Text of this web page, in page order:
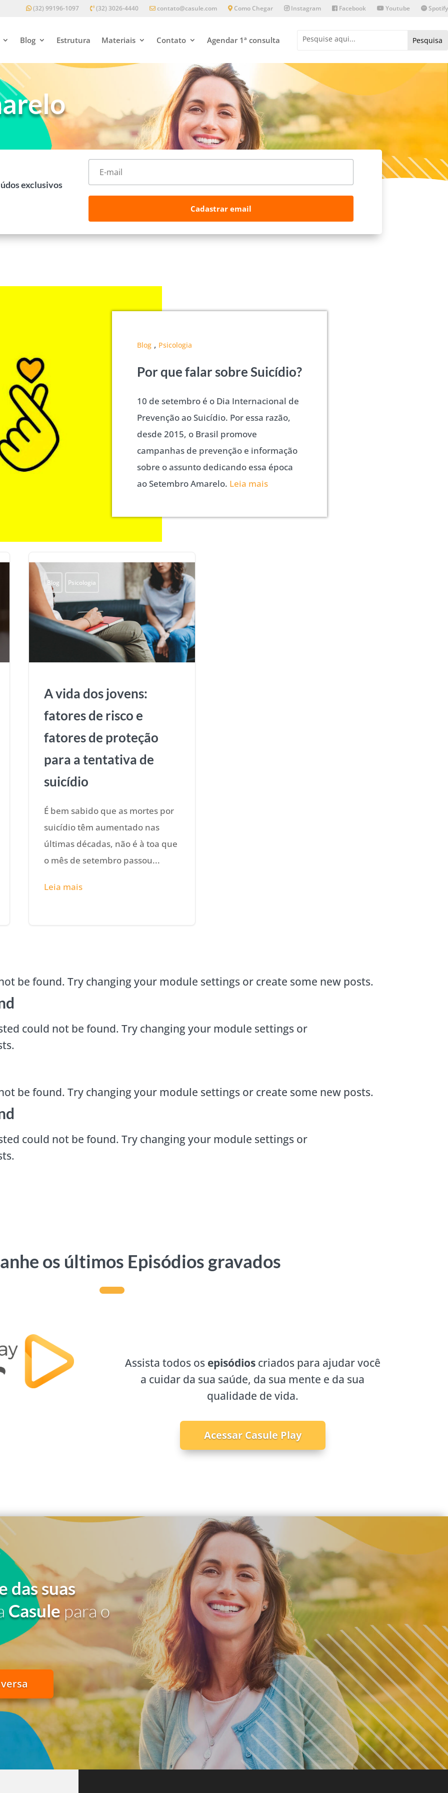
(32) 99196-1097 (32) 3026-4440 contato@casule.com Como Chegar Instagram Facebook Youtube Spotify
Blog Estrutura Materiais Contato Agendar 1ª consulta
exclusivos
Cadastrar email
Blog , Psicologia
Por que falar sobre Suicídio?
10 de setembro é o Dia Internacional de
Prevenção ao Suicídio. Por essa razão,
desde 2015, o Brasil promove
campanhas de prevenção e informação
sobre o assunto dedicando essa época
ao Setembro Amarelo. Leia mais
Blog Psicologia
A vida dos jovens:
fatores de risco e
fatores de proteção
para a tentativa de
suicídio
É bem sabido que as mortes por
suicídio têm aumentado nas
últimas décadas, não é à toa que
o mês de setembro passou...
Leia mais
be found. Try changing your module settings or create some new posts.
could not be found. Try changing your module settings or
be found. Try changing your module settings or create some new posts.
could not be found. Try changing your module settings or
os últimos Episódios gravados
Assista todos os episódioscriados para ajudar você
a cuidar da sua saúde, da sua mente e da sua
qualidade de vida.
Acessar Casule Play
das suas
Casule para o